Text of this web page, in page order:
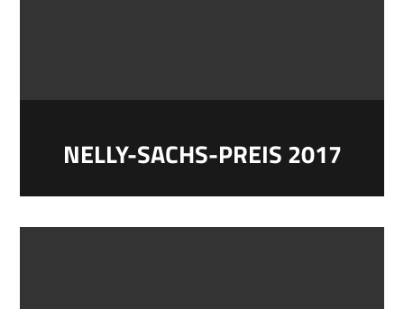
NELLY-SACHS-PREIS 2017